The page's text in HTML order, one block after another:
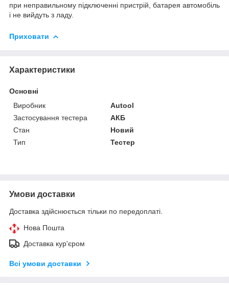
при неправильному підключенні пристрій, батарея автомобіль
і не вийдуть з ладу.
Приховати
Характеристики
Основні
Виробник
Autool
Застосування тестера
АКБ
Стан
Новий
Тип
Тестер
Умови доставки
Доставка здійснюється тільки по передоплаті.
Нова Пошта
Доставка кур'єром
Всі умови доставки